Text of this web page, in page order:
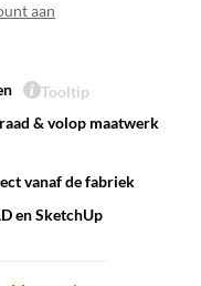
aan
Tooltip
& volop maatwerk
vanaf de fabriek
en SketchUp